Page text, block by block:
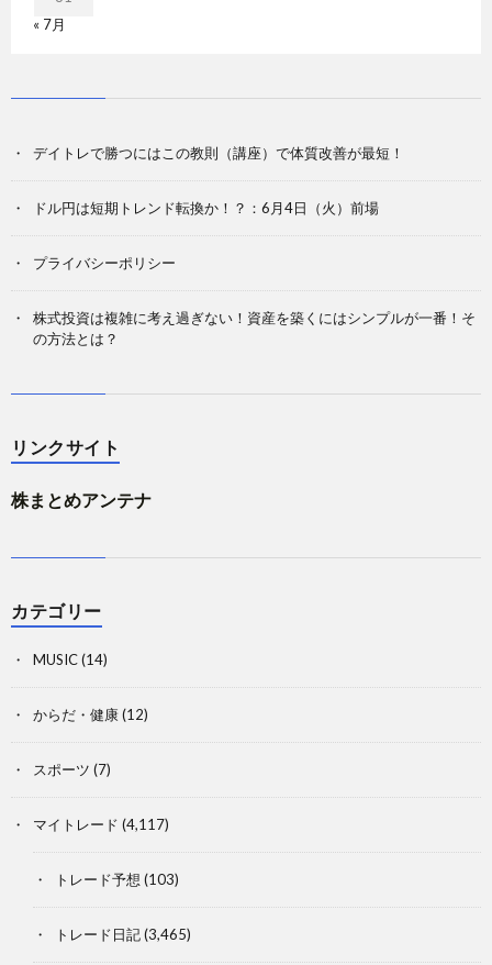
« 7月
デイトレで勝つにはこの教則（講座）で体質改善が最短！
ドル円は短期トレンド転換か！？：6月4日（火）前場
プライバシーポリシー
株式投資は複雑に考え過ぎない！資産を築くにはシンプルが一番！そ
の方法とは？
リンクサイト
株まとめアンテナ
カテゴリー
MUSIC(14)
からだ・健康(12)
スポーツ (7)
マイトレード (4,117)
トレード予想 (103)
トレード日記(3,465)